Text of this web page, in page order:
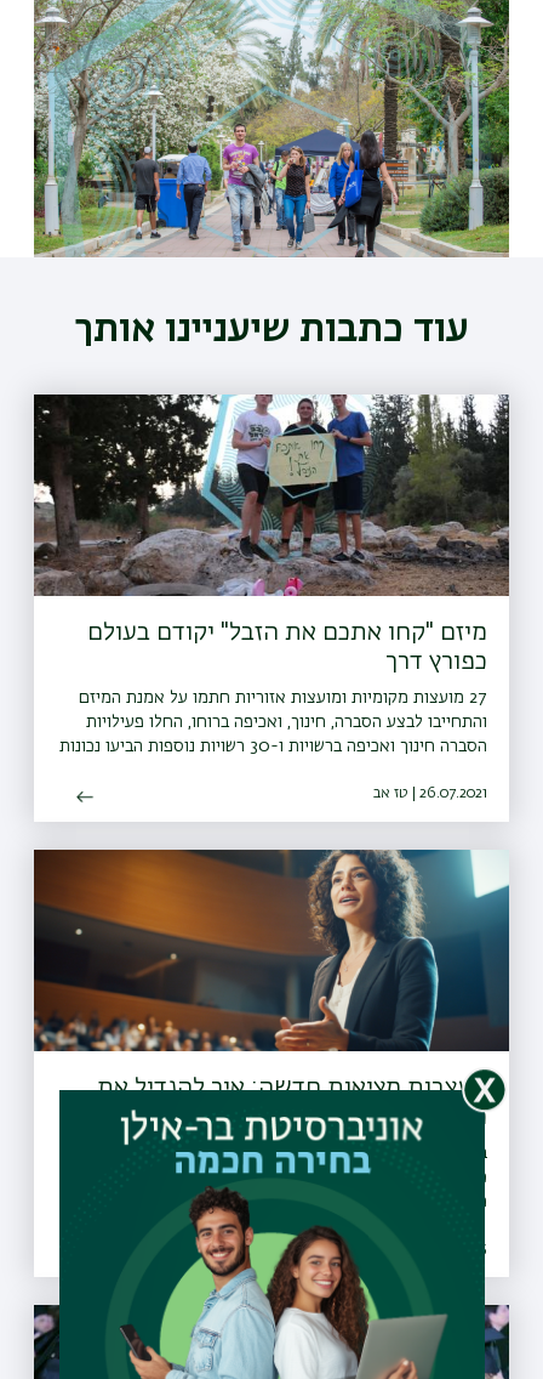
עוד כתבות שיעניינו אותך
מיזם "קחו אתכם את הזבל" יקודם בעולם
כפורץ דרך
27 מועצות מקומיות ומועצות אזוריות חתמו על אמנת המיזם
והתחייבו לבצע הסברה, חינוך, ואכיפה ברוחו, החלו פעילויות
הסברה חינוך ואכיפה ברשויות ו-30 רשויות נוספות הביעו נכונות
26.07.2021 | טז אב
מעצבות מציאות חדשה: איך להגדיל את
מספר הנשים בעמדות בכירות באקדמיה
בעוד שנשים מהוות רוב בקרב הסטודנטים מספרן הולך ופוחת
ככל שמטפסים בסולם האקדמי. מהם האתגרים בדרך לשיוויון
מגדרי באקדמיה וכיצד הפכה בר-אילן למודל לחיקוי בקרב
אוניברסיטאות בישראל
05.03.2025 | ד אדר